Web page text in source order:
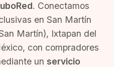
. Conectamos
en San Martín
Martín), Ixtapan del
con compradores
un servicio